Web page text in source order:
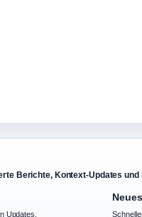
Berichte, Kontext-Updates
Updates.